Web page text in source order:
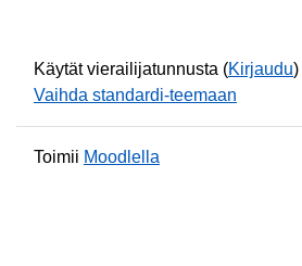
Käytät vierailijatunnusta (Kirjaudu)
Vaihda standardi-teemaan
Toimii Moodlella